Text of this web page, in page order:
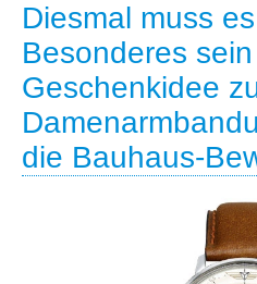
Diesmal muss
Besonderes
Geschenkidee
die Bauhaus-